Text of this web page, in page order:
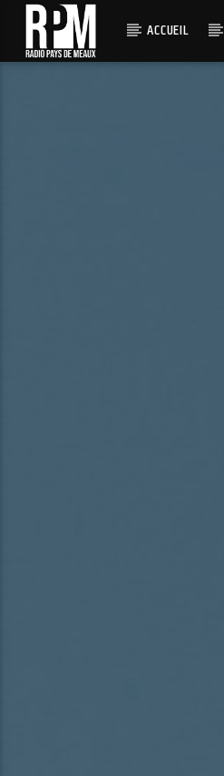
ACCUEIL